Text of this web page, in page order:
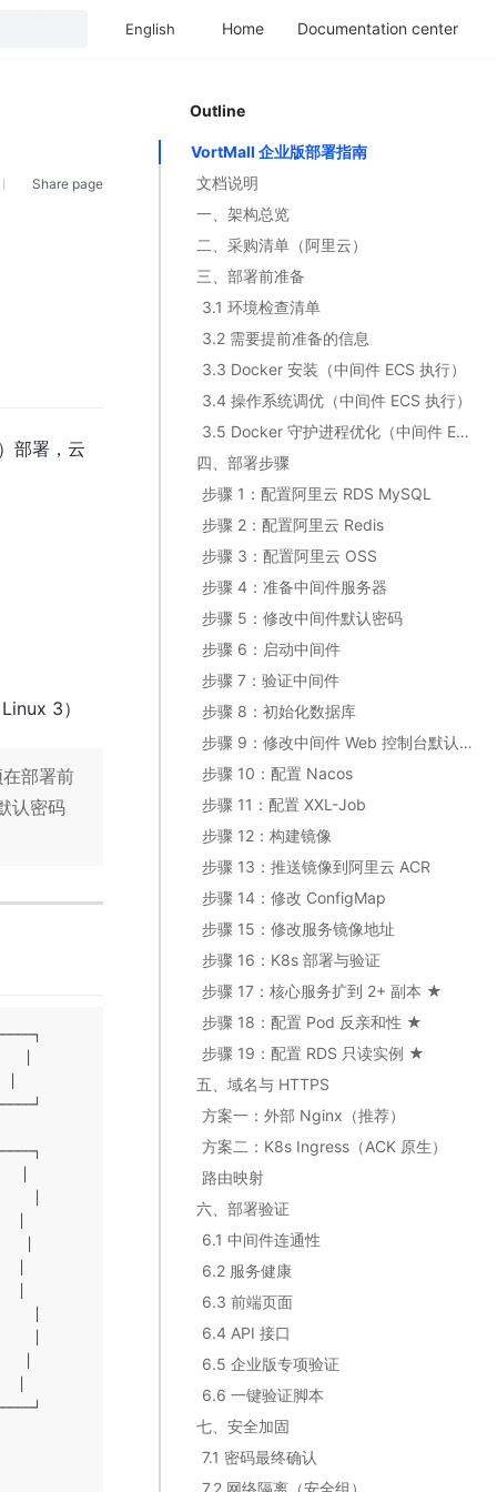
Share page
部署，云
3）
部署前
认密码
English Home Documentation center
Outline
VortMall 企业版部署指南
文档说明
一、架构总览
二、采购清单（阿里云）
三、部署前准备
3.1 环境检查清单
3.2 需要提前准备的信息
3.3 Docker 安装（中间件 ECS 执行）
3.4 操作系统调优（中间件 ECS 执行）
3.5 Docker 守护进程优化（中间件 ECS 执行）
四、部署步骤
步骤 1：配置阿里云 RDS MySQL
步骤 2：配置阿里云 Redis
步骤 3：配置阿里云 OSS
步骤 4：准备中间件服务器
步骤 5：修改中间件默认密码
步骤 6：启动中间件
步骤 7：验证中间件
步骤 8：初始化数据库
步骤 9：修改中间件 Web 控制台默认密码
步骤 10：配置 Nacos
步骤 11：配置 XXL-Job
步骤 12：构建镜像
步骤 13：推送镜像到阿里云 ACR
步骤 14：修改 ConfigMap
步骤 15：修改服务镜像地址
步骤 16：K8s 部署与验证
步骤 17：核心服务扩到 2+ 副本 ★
步骤 18：配置 Pod 反亲和性 ★
步骤 19：配置 RDS 只读实例 ★
五、域名与 HTTPS
方案一：外部 Nginx（推荐）
方案二：K8s Ingress（ACK 原生）
路由映射
六、部署验证
6.1 中间件连通性
6.2 服务健康
6.3 前端页面
6.4 API 接口
6.5 企业版专项验证
6.6 一键验证脚本
七、安全加固
7.1 密码最终确认
7.2 网络隔离（安全组）